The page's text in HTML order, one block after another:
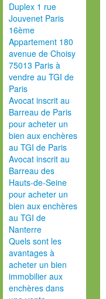
Duplex 1 rue
Jouvenet Paris
16ème
Appartement 180
avenue de Choisy
75013 Paris à
vendre au TGI de
Paris
Avocat inscrit au
Barreau de Paris
pour acheter un
bien aux enchères
au TGI de Paris
Avocat inscrit au
Barreau des
Hauts-de-Seine
pour acheter un
bien aux enchères
au TGI de
Nanterre
Quels sont les
avantages à
acheter un bien
immobilier aux
enchères dans